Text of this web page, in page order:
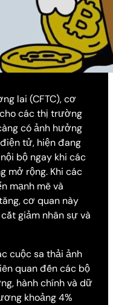
lai (CFTC), cơ
các thị trường
có ảnh hưởng
tử, hiện đang
bộ ngay khi các
mở rộng. Khi các
mạnh mẽ và
cơ quan này
giảm nhân sự và
cuộc sa thải ảnh
quan đến các bộ
hành chính và dữ
khoảng 4%